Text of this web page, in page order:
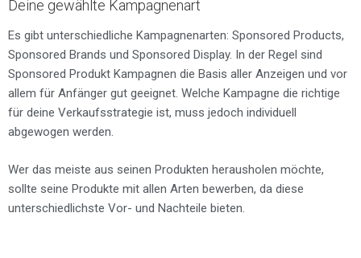
Deine gewählte Kampagnenart
Es gibt unterschiedliche Kampagnenarten: Sponsored Products,
Sponsored Brands und Sponsored Display. In der Regel sind
Sponsored Produkt Kampagnen die Basis aller Anzeigen und vor
allem für Anfänger gut geeignet. Welche Kampagne die richtige
für deine Verkaufsstrategie ist, muss jedoch individuell
abgewogen werden.
Wer das meiste aus seinen Produkten herausholen möchte,
sollte seine Produkte mit allen Arten bewerben, da diese
unterschiedlichste Vor- und Nachteile bieten.